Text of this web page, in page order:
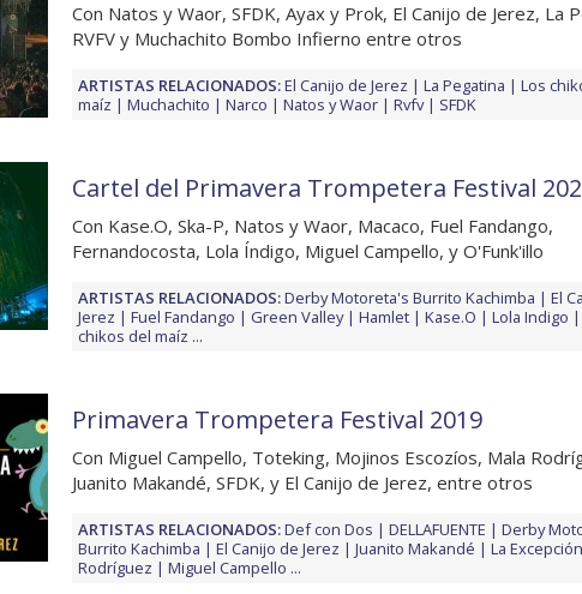
Con Natos y Waor, SFDK, Ayax y Prok, El Canijo de Jerez, La
RVFV y Muchachito Bombo Infierno entre otros
ARTISTAS RELACIONADOS:El Canijo de Jerez La Pegatina
Los
maíz
Muchachito Narco Natos y Waor Rvfv SFDK
Cartel del Primavera Trompetera Festival
Con Kase.O, Ska-P, Natos y Waor, Macaco, Fuel Fandango,
Fernandocosta, Lola Índigo, Miguel Campello, y O'Funk'illo
ARTISTAS RELACIONADOS:Derby Motoreta's Burrito Kachimba
El
Jerez
Fuel Fandango Green Valley Hamlet Kase.O Lola Indigo
chikos del maíz ...
Primavera Trompetera Festival 2019
Con Miguel Campello, Toteking, Mojinos Escozíos, Mala
Juanito Makandé, SFDK, y El Canijo de Jerez, entre otros
ARTISTAS RELACIONADOS:Def con Dos DELLAFUENTE
Derby
Burrito Kachimba
El Canijo de Jerez Juanito Makandé La Excepción
Rodríguez
Miguel Campello ...